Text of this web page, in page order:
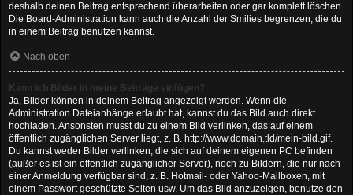
deshalb deinen Beitrag entsprechend überarbeiten oder gar komplett löschen.
Die Board-Administration kann auch die Anzahl der Smilies begrenzen, die du
in einem Beitrag benutzen kannst.
Nach oben
Kann ich Bilder in meine Beiträge einfügen?
Ja, Bilder können in deinem Beitrag angezeigt werden. Wenn die
Administration Dateianhänge erlaubt hat, kannst du das Bild auch direkt
hochladen. Ansonsten musst du zu einem Bild verlinken, das auf einem
öffentlich zugänglichen Server liegt, z. B. http://www.domain.tld/mein-bild.gif.
Du kannst weder Bilder verlinken, die sich auf deinem eigenen PC befinden
(außer es ist ein öffentlich zugänglicher Server), noch zu Bildern, die nur nach
einer Anmeldung verfügbar sind, z. B. Hotmail- oder Yahoo-Mailboxen, mit
einem Passwort geschützte Seiten usw. Um das Bild anzuzeigen, benutze den